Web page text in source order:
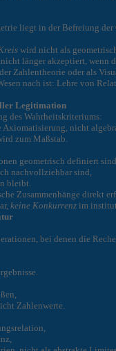
liegt in der Befreiung
wird nicht als
länger akzeptiert, wenn
Zahlentheorie oder als
nach ist: Lehre von
Legitimation
des Wahrheitskriteriums:
nicht
zum Maßstab.
geometrisch definiert sind,
nachvollziehbar sind,
bleibt.
Zusammenhänge direkt
keine Konkurrenz im
bei denen die
Zahlenwerte.